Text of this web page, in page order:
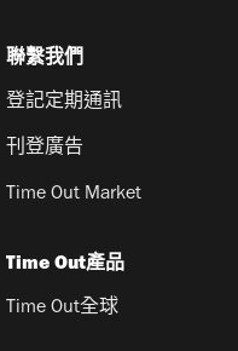
聯繫我們
登記定期通訊
刊登廣告
Time Out Market
Time Out產品
Time Out全球